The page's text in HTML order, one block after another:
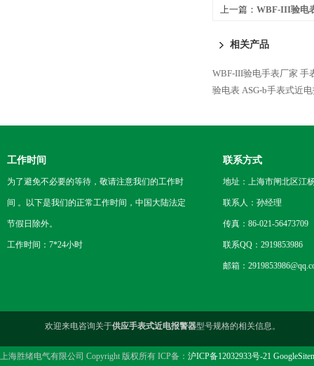
上一篇： WBF-III验电
相关产品
WBF-III验电手表厂家 手
验电表 ASG-b手表式近
工作时间
为了避免不必要的等待，敬请注意我们的工作时
间 。以下是我们的正常工作时间，中国大陆法定
节假日除外。
工作时间：7*24小时
联系方式
地址：上海市闸北区江
联系人：孙经理
传真：86-021-56473709
联系QQ：2919853986
邮箱：
欢迎来电咨询关于供应手表式近电报警器型号规格的相关信息。
上海胜绪电气有限公司 Copyright 版权所有 ICP备： 沪ICP备12032933号-21